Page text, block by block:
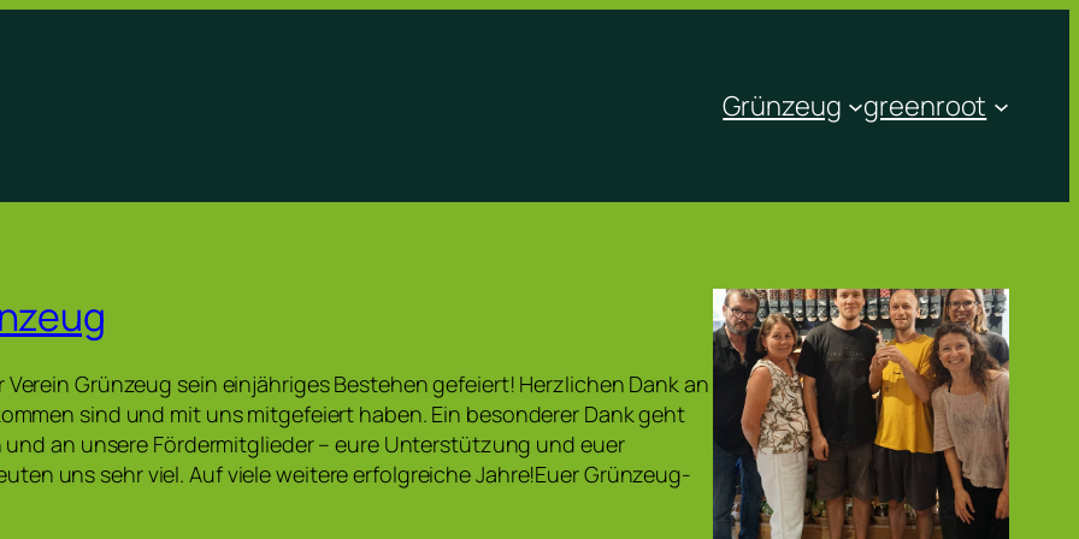
Grünzeug greenroot
Verein Grünzeug sein einjähriges Bestehen gefeiert! Herzlichen Dank an
sind und mit uns mitgefeiert haben. Ein besonderer Dank geht
und an unsere Fördermitglieder – eure Unterstützung und euer
uns sehr viel. Auf viele weitere erfolgreiche Jahre!Euer Grünzeug-